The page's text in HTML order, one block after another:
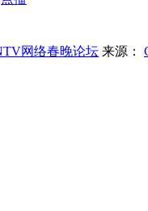
网络春晚论坛 来源：